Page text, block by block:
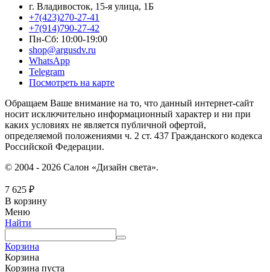
г. Владивосток, 15-я улица, 1Б
+7(423)270-27-41
+7(914)790-27-42
Пн-Сб: 10:00-19:00
shop@argusdv.ru
WhatsApp
Telegram
Посмотреть на карте
Обращаем Ваше внимание на то, что данный интернет-сайт
носит исключительно информационный характер и ни при
каких условиях не является публичной офертой,
определяемой положениями ч. 2 ст. 437 Гражданского кодекса
Российской Федерации.
© 2004 - 2026 Салон «Дизайн света».
7 625 ₽
В корзину
Меню
Найти
Корзина
Корзина
Корзина пуста